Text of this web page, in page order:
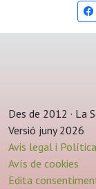
Des de 2012 · La
Versió juny 2026
Avis legal i
Avís de cookies
Edita